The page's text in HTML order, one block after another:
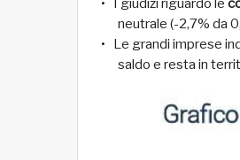
I giudizi riguardo le
neutrale (-2,7% da
Le grandi imprese
saldo e resta in